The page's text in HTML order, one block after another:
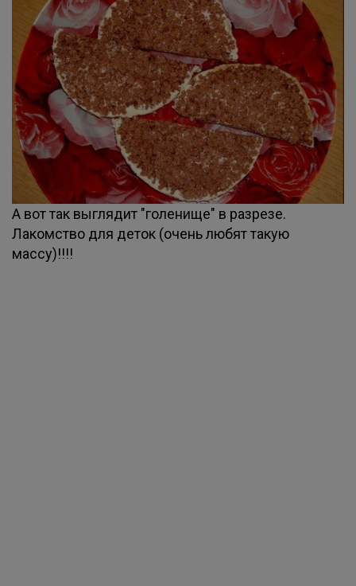
А вот так выглядит "голенище" в разрезе.
Лакомство для деток (очень любят такую
массу)!!!!